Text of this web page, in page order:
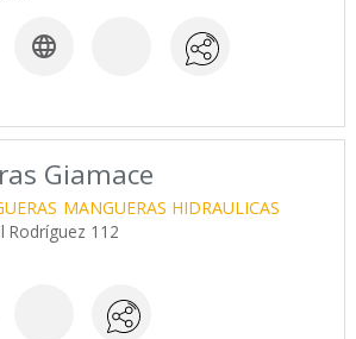

Giamace
MANGUERAS HIDRAULICAS
Rodríguez 112